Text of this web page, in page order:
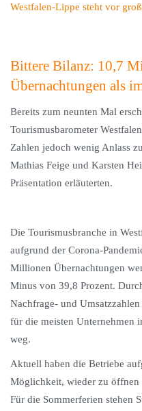
Bittere Bilanz: 10,7
Übernachtungen als
Bereits zum neunten Mal
Tourismusbarometer
Zahlen jedoch wenig Anlass
Mathias Feige und Karsten
Präsentation erläuterten.
Die Tourismusbranche in
aufgrund der Corona-
Millionen Übernachtungen
Minus von 39,8 Prozent.
Nachfrage- und
für die meisten Unternehmen
weg.
Aktuell haben die Betriebe
Möglichkeit, wieder zu öffnen
Für die Sommerferien stehen